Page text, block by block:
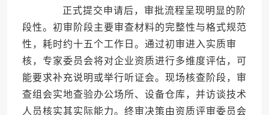
正式提交申请后，审批流程呈现明显的阶
段性。初审阶段主要审查材料的完整性与格式规范
性，耗时约十五个工作日。通过初审进入实质审
核，专家委员会将对企业资质进行多维度评估，可
能要求补充说明或举行听证会。现场核查阶段，审
查组会实地查验办公场所、设备仓库，并访谈技术
人员核实其实际能力。终审决策由资质评审委员会